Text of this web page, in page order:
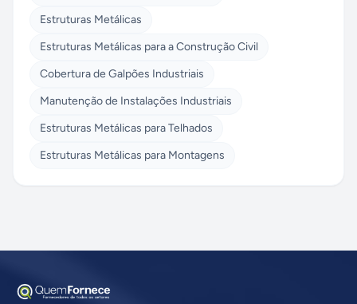
Estruturas Metálicas
Estruturas Metálicas para a Construção Civil
Cobertura de Galpões Industriais
Manutenção de Instalações Industriais
Estruturas Metálicas para Telhados
Estruturas Metálicas para Montagens